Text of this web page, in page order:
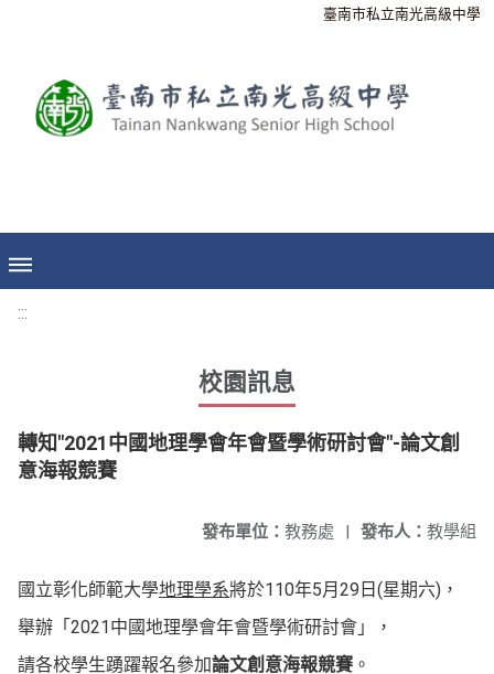
臺南市私立南光高級中學
:::
校園訊息
轉知"2021中國地理學會年會暨學術研討會"-論文創
意海報競賽
發布人： 教學組
發布單位： 教務處 |
國立彰化師範大學地理學系將於110年5月29日(星期六)，
舉辦「2021中國地理學會年會暨學術研討會」，
請各校學生踴躍報名參加論文創意海報競賽 。